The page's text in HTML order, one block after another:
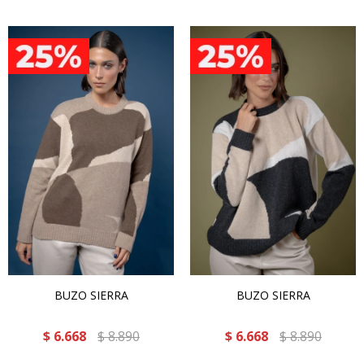
BUZO SIERRA
$ 6.668 $8.890
BUZO SIERRA
$ 6.668 $8.890